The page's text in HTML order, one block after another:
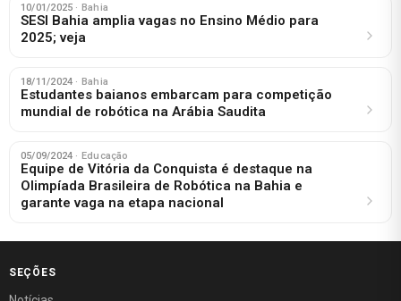
10/01/2025 · Bahia
SESI Bahia amplia vagas no Ensino Médio para
2025; veja
18/11/2024 · Bahia
Estudantes baianos embarcam para competição
mundial de robótica na Arábia Saudita
05/09/2024 · Educação
Equipe de Vitória da Conquista é destaque na
Olimpíada Brasileira de Robótica na Bahia e
garante vaga na etapa nacional
SEÇÕES